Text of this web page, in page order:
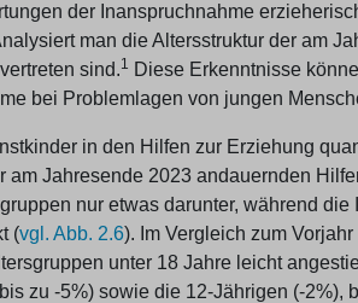
der Inanspruchnahme
man die Altersstruktur der am
sind.1 Diese Erkenntnisse
bei Problemlagen von jungen
in den Hilfen zur Erziehung
am Jahresende 2023 andauernden
nur etwas darunter, während
(vgl. Abb. 2.6). Im Vergleich zum
unter 18 Jahre leicht
zu -5%) sowie die 12-Jährigen (-2%),